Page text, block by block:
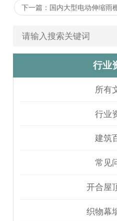
下一篇：国内大型电动伸缩雨
行业
所有
行业
建筑
常见
开合屋
织物幕